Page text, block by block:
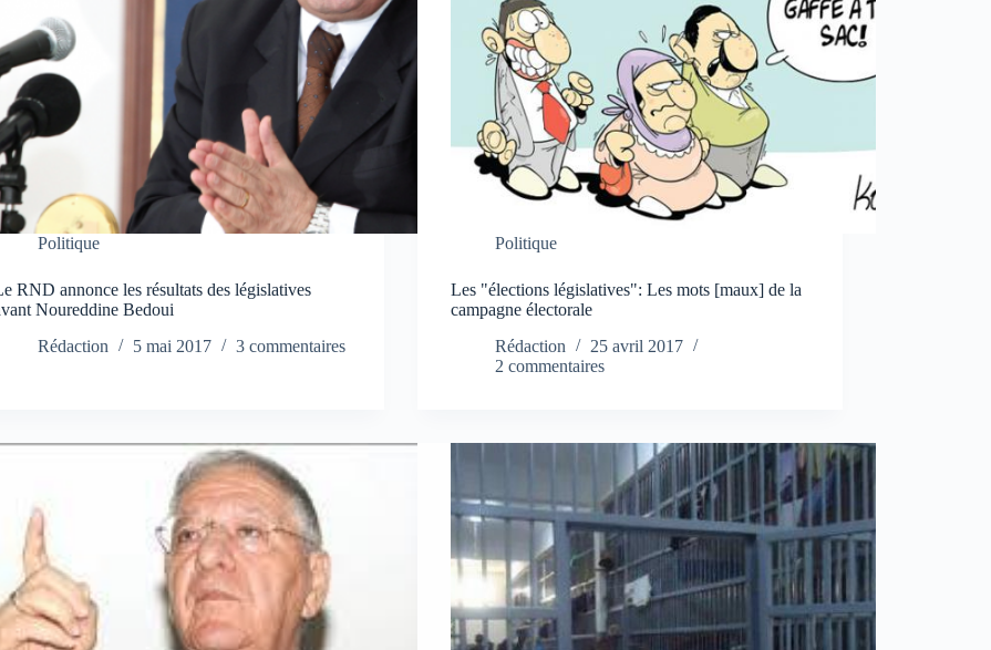
Politique
RND annonce les résultats des législatives
Noureddine Bedoui
Rédaction
5 mai 2017 3 commentaires
Politique
Les "élections législatives": Les mots [maux] de la
campagne électorale
Rédaction
25 avril 2017
2 commentaires